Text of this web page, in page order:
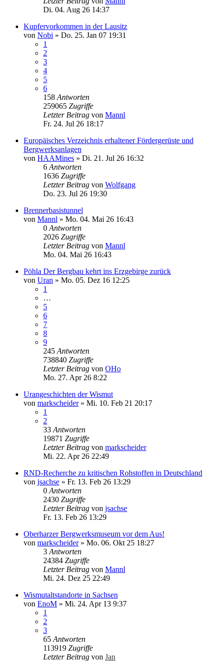
Di. 04. Aug 26 14:37
Kupfervorkommen in der Lausitz
von Nobi » Do. 25. Jan 07 19:31
1
2
3
4
5
6
158 Antworten
259065 Zugriffe
Letzter Beitrag von Mannl
Fr. 24. Jul 26 18:17
Europäisches Verzeichnis erhaltener Fördergerüste und
Bergwerksanlagen
von HAAMines » Di. 21. Jul 26 16:32
6 Antworten
1636 Zugriffe
Letzter Beitrag von Wolfgang
Do. 23. Jul 26 19:30
Brennerbasistunnel
von Mannl » Mo. 04. Mai 26 16:43
0 Antworten
2026 Zugriffe
Letzter Beitrag von Mannl
Mo. 04. Mai 26 16:43
Pöhla Der Bergbau kehrt ins Erzgebirge zurück
von Uran » Mo. 05. Dez 16 12:25
1
…
5
6
7
8
9
245 Antworten
738840 Zugriffe
Letzter Beitrag von OHo
Mo. 27. Apr 26 8:22
Urangeschichten der Wismut
von markscheider» Mi. 10. Feb 21 20:17
1
2
33 Antworten
19871 Zugriffe
Letzter Beitrag von markscheider
Mi. 22. Apr 26 22:49
RND-Recherche zu kritischen Rohstoffen in Deutschland
von jsachse » Fr. 13. Feb 26 13:29
0 Antworten
2430 Zugriffe
Letzter Beitrag von jsachse
Fr. 13. Feb 26 13:29
Oberharzer Bergwerksmuseum vor dem Aus!
von markscheider» Mo. 06. Okt 25 18:27
3 Antworten
24384 Zugriffe
Letzter Beitrag von Mannl
Mi. 24. Dez 25 22:49
Wismutaltstandorte in Sachsen
von EnoM » Mi. 24. Apr 13 9:37
1
2
3
65 Antworten
113919 Zugriffe
Letzter Beitrag von Jan